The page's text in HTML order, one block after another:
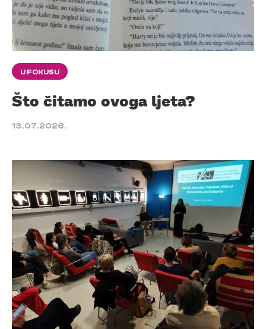
U FOKUSU
Što čitamo ovoga ljeta?
13.07.2026.